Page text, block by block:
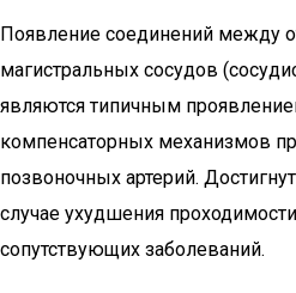
Появление соединений между
магистральных сосудов
являются типичным
компенсаторных механизмов
позвоночных артерий.
случае ухудшения
сопутствующих заболеваний.